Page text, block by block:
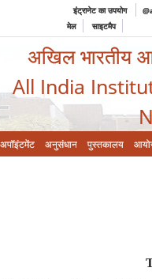
इंट्रानेट का उपयोग
मेल
साइटमैप
अखिल भारतीय
All India
अपॉइंटमेंट अनुसंधान पुस्तकालय